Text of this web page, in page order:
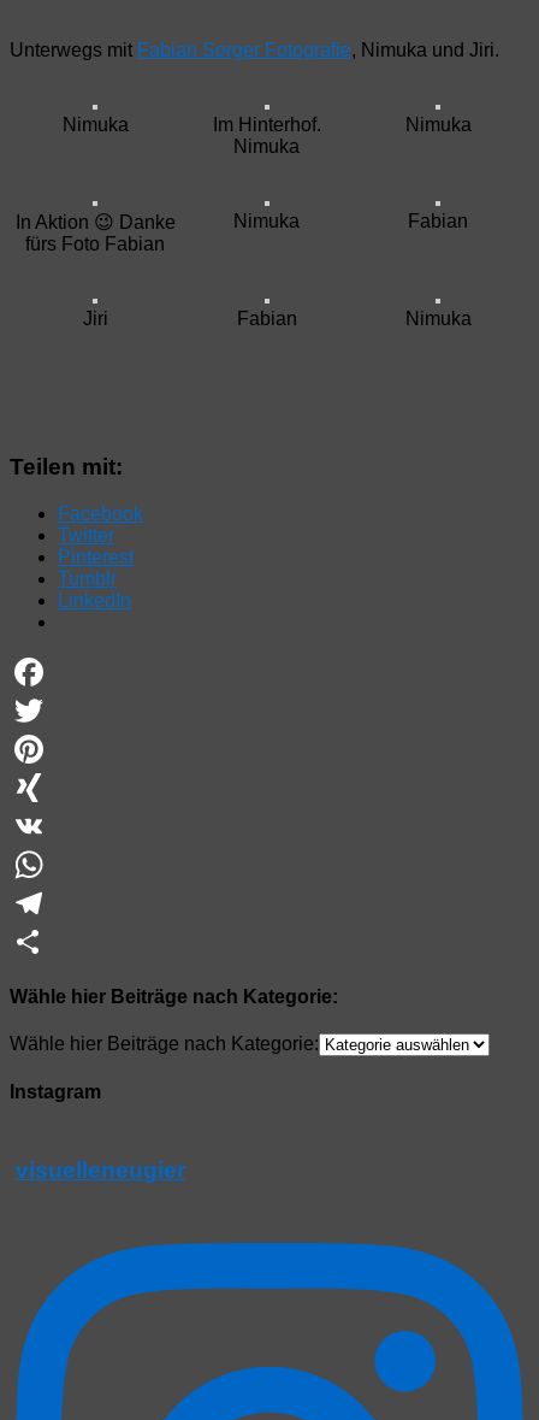
Unterwegs mit Fabian Sorger Fotografie, Nimuka und Jiri.
Nimuka
Im Hinterhof.
Nimuka
Nimuka
In Aktion 😉 Danke
fürs Foto Fabian
Nimuka Fabian
Jiri Fabian Nimuka
Teilen mit:
Facebook
Twitter
Pinterest
Tumblr
LinkedIn
Facebook
Twitter
Pinterest
XING
VK
WhatsApp
Telegram
Wähle hier Beiträge nach Kategorie:
Wähle hier Beiträge nach Kategorie:
Instagram
visuelleneugier